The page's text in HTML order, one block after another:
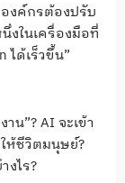
งค์กรต้องปรับ
งในเครื่องมือที่
ได้เร็วขึ้น”
น”? AI จะเข้า
ห้ชีวิตมนุษย์?
ไร?